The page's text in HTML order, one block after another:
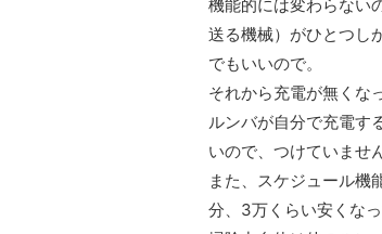
機能的には変わらない
送る機械）がひとつし
でもいいので。
それから充電が無くな
ルンバが自分で充電す
いので、つけていません
また、スケジュール機
分、3万くらい安くなっ